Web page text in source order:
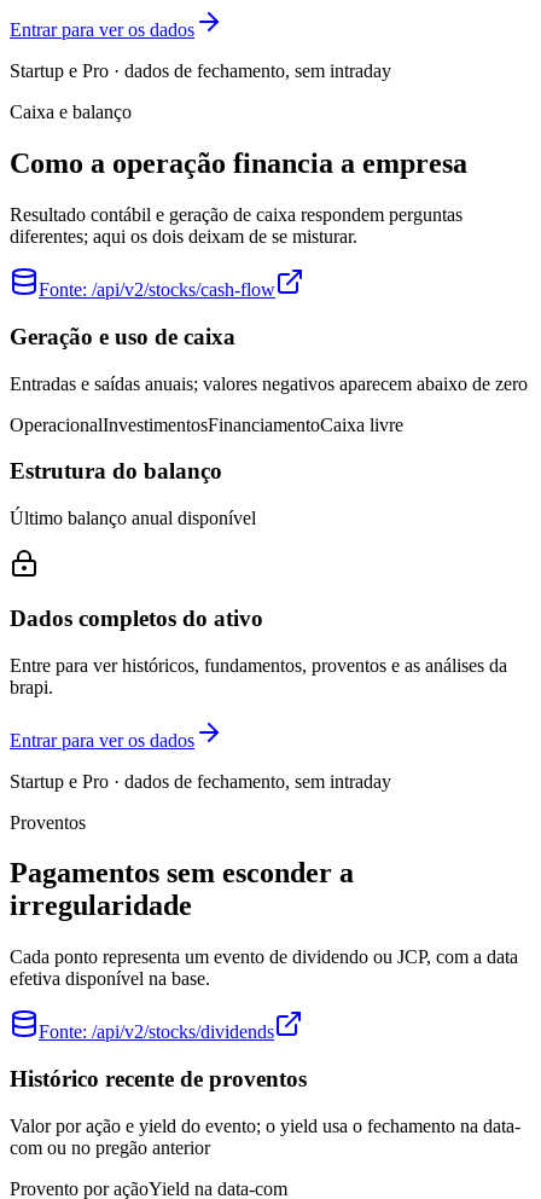
Entrar para ver os dados
Startup e Pro · dados de fechamento, sem intraday
Caixa e balanço
Como a operação financia a empresa
Resultado contábil e geração de caixa respondem perguntas
diferentes; aqui os dois deixam de se misturar.
Fonte: /api/v2/stocks/cash-flow
Geração e uso de caixa
Entradas e saídas anuais; valores negativos aparecem abaixo de zero
OperacionalInvestimentosFinanciamentoCaixa livre
Estrutura do balanço
Último balanço anual disponível
Dados completos do ativo
Entre para ver históricos, fundamentos, proventos e as análises da
brapi.
Entrar para ver os dados
Startup e Pro · dados de fechamento, sem intraday
Proventos
Pagamentos sem esconder a
irregularidade
Cada ponto representa um evento de dividendo ou JCP, com a data
efetiva disponível na base.
Fonte: /api/v2/stocks/dividends
Histórico recente de proventos
Valor por ação e yield do evento; o yield usa o fechamento na data-
com ou no pregão anterior
Provento por açãoYield na data-com